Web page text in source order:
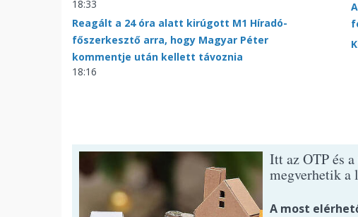
18:33
Reagált a 24 óra alatt kirúgott M1 Híradó-
főszerkesztő arra, hogy Magyar Péter
kommentje után kellett távoznia
18:16
Itt az OTP és
megverhetik a
A most